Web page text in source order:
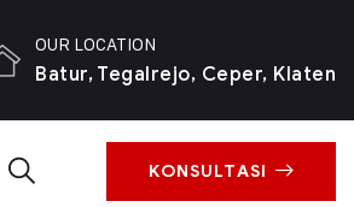
OUR LOCATION
Batur, Tegalrejo, Ceper, Klaten
KONSULTASI